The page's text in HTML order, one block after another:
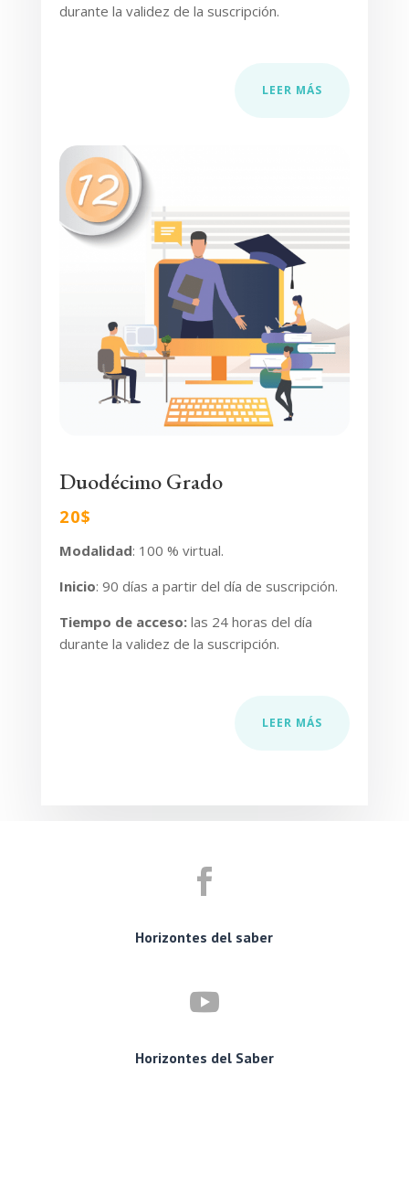
durante la validez de la suscripción.
LEER MÁS
Duodécimo Grado
20$
Modalidad: 100 % virtual.
Inicio: 90 días a partir del día de suscripción.
Tiempo de acceso: las 24 horas del día
durante la validez de la suscripción.
LEER MÁS

Horizontes del saber

Horizontes del Saber